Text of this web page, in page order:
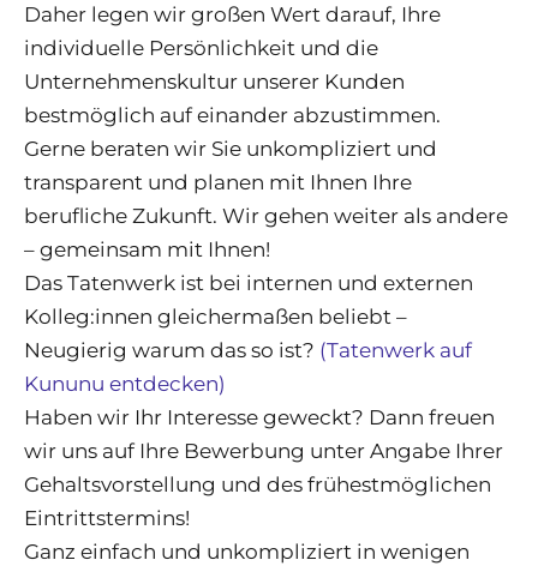
Daher legen wir großen Wert darauf, Ihre
individuelle Persönlichkeit und die
Unternehmenskultur unserer Kunden
bestmöglich auf einander abzustimmen.
Gerne beraten wir Sie unkompliziert und
transparent und planen mit Ihnen Ihre
berufliche Zukunft. Wir gehen weiter als andere
– gemeinsam mit Ihnen!
Das Tatenwerk ist bei internen und externen
Kolleg:innen gleichermaßen beliebt –
Neugierig warum das so ist? (Tatenwerk auf
Kununu entdecken)
Haben wir Ihr Interesse geweckt? Dann freuen
wir uns auf Ihre Bewerbung unter Angabe Ihrer
Gehaltsvorstellung und des frühestmöglichen
Eintrittstermins!
Ganz einfach und unkompliziert in wenigen